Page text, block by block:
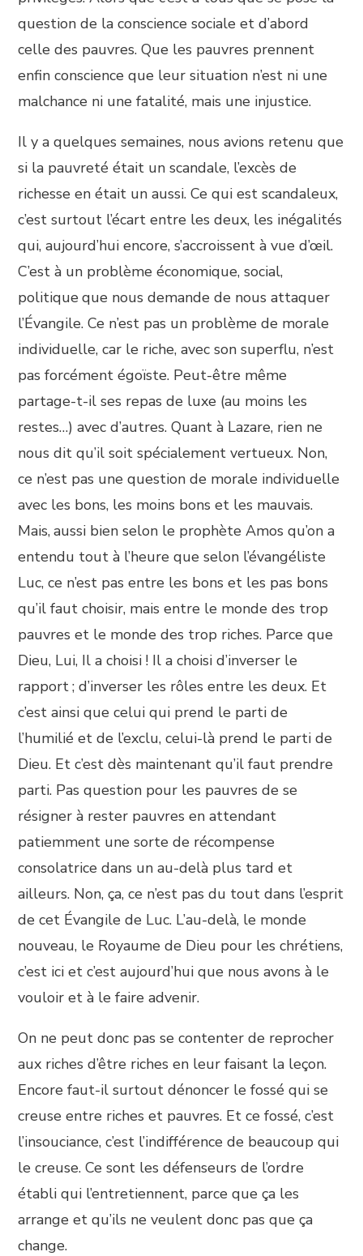
question de la conscience sociale et d’abord
celle des pauvres. Que les pauvres prennent
enfin conscience que leur situation n’est ni une
malchance ni une fatalité, mais une injustice.
Il y a quelques semaines, nous avions retenu que
si la pauvreté était un scandale, l’excès de
richesse en était un aussi. Ce qui est scandaleux,
c’est surtout l’écart entre les deux, les inégalités
qui, aujourd’hui encore, s’accroissent à vue d’œil.
C’est à un problème économique, social,
politique que nous demande de nous attaquer
l’Évangile. Ce n’est pas un problème de morale
individuelle, car le riche, avec son superflu, n’est
pas forcément égoïste. Peut-être même
partage-t-il ses repas de luxe (au moins les
restes…) avec d’autres. Quant à Lazare, rien ne
nous dit qu’il soit spécialement vertueux. Non,
ce n’est pas une question de morale individuelle
avec les bons, les moins bons et les mauvais.
Mais, aussi bien selon le prophète Amos qu’on a
entendu tout à l’heure que selon l’évangéliste
Luc, ce n’est pas entre les bons et les pas bons
qu’il faut choisir, mais entre le monde des trop
pauvres et le monde des trop riches. Parce que
Dieu, Lui, Il a choisi ! Il a choisi d’inverser le
rapport ; d’inverser les rôles entre les deux. Et
c’est ainsi que celui qui prend le parti de
l’humilié et de l’exclu, celui-là prend le parti de
Dieu. Et c’est dès maintenant qu’il faut prendre
parti. Pas question pour les pauvres de se
résigner à rester pauvres en attendant
patiemment une sorte de récompense
consolatrice dans un au-delà plus tard et
ailleurs. Non, ça, ce n’est pas du tout dans l’esprit
de cet Évangile de Luc. L’au-delà, le monde
nouveau, le Royaume de Dieu pour les chrétiens,
c’est ici et c’est aujourd’hui que nous avons à le
vouloir et à le faire advenir.
On ne peut donc pas se contenter de reprocher
aux riches d’être riches en leur faisant la leçon.
Encore faut-il surtout dénoncer le fossé qui se
creuse entre riches et pauvres. Et ce fossé, c’est
l’insouciance, c’est l’indifférence de beaucoup qui
le creuse. Ce sont les défenseurs de l’ordre
établi qui l’entretiennent, parce que ça les
arrange et qu’ils ne veulent donc pas que ça
change.